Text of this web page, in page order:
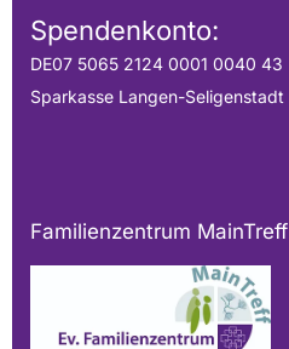
Spendenkonto:
DE07 5065 2124 0001 0040 43
Sparkasse Langen-Seligenstadt
Familienzentrum MainTreff